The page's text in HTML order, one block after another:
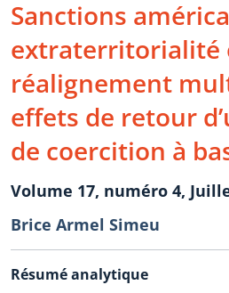
Sanctions
extraterritorialité
réalignement
effets de retour
de coercition à
Volume 17, numéro 4,
Brice Armel Simeu
Résumé analytique